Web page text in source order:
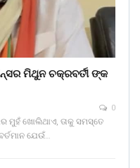
ମିଥୁନ ଚକ୍ରବର୍ତୀ ଙ୍କ
0
ମୁହଁ ଖୋଲିଥାଏ, ତାକୁ ସମସ୍ତେ
ଯେଉଁ…